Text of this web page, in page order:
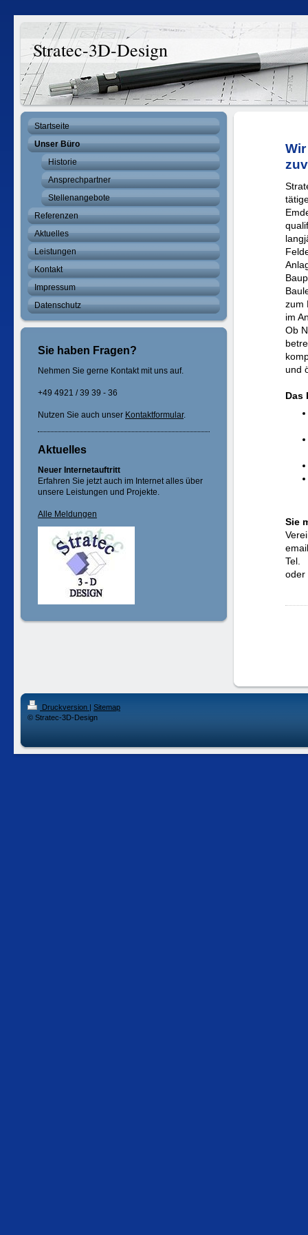
Stratec-3D-Design
Startseite
Unser Büro
Historie
Ansprechpartner
Stellenangebote
Referenzen
Aktuelles
Leistungen
Kontakt
Impressum
Datenschutz
Sie haben Fragen?
Nehmen Sie gerne Kontakt mit uns auf.
+49 4921 / 39 39 - 36
Nutzen Sie auch unser Kontaktformular.
Aktuelles
Neuer Internetauftritt
Erfahren Sie jetzt auch im Internet alles über
unsere Leistungen und Projekte.
Alle Meldungen
zum
im
Ob
und
Das
Sie
Tel.
oder
Druckversion | Sitemap
© Stratec-3D-Design